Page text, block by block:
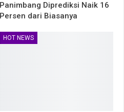
Panimbang Diprediksi Naik 16
Persen dari Biasanya
HOT NEWS